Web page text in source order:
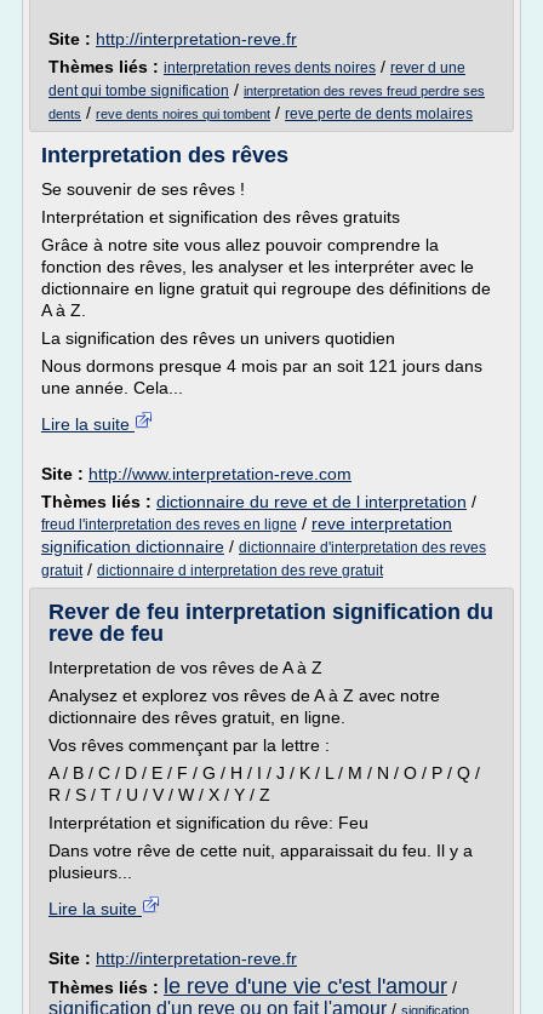
Site : http://interpretation-reve.fr
Thèmes liés : interpretation reves dents noires / rever d une
dent qui tombe signification / interpretation des reves freud perdre ses
dents / reve dents noires qui tombent / reve perte de dents molaires
Interpretation des rêves
Se souvenir de ses rêves !
Interprétation et signification des rêves gratuits
Grâce à notre site vous allez pouvoir comprendre la
fonction des rêves, les analyser et les interpréter avec le
dictionnaire en ligne gratuit qui regroupe des définitions de
A à Z.
La signification des rêves un univers quotidien
Nous dormons presque 4 mois par an soit 121 jours dans
une année. Cela...
Lire la suite
Site : http://www.interpretation-reve.com
Thèmes liés : dictionnaire du reve et de l interpretation /
freud l'interpretation des reves en ligne / reve interpretation
signification dictionnaire / dictionnaire d'interpretation des reves
gratuit/ dictionnaire d interpretation des reve gratuit
Rever de feu interpretation signification du
reve de feu
Interpretation de vos rêves de A à Z
Analysez et explorez vos rêves de A à Z avec notre
dictionnaire des rêves gratuit, en ligne.
Vos rêves commençant par la lettre :
A / B / C / D / E / F / G / H / I / J / K / L / M / N / O / P / Q /
R / S / T / U / V / W / X / Y / Z
Interprétation et signification du rêve: Feu
Dans votre rêve de cette nuit, apparaissait du feu. Il y a
plusieurs...
Lire la suite
Site : http://interpretation-reve.fr
Thèmes liés : le reve d'une vie c'est l'amour /
signification d'un reve ou on fait l'amour / signification